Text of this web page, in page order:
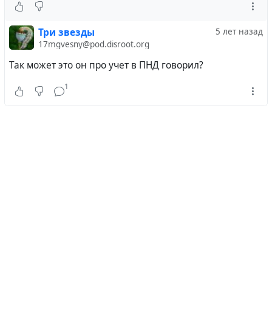
5 лет назад
Три звезды
17mgvesny@pod.disroot.org
Так может это он про учет в ПНД говорил?
1